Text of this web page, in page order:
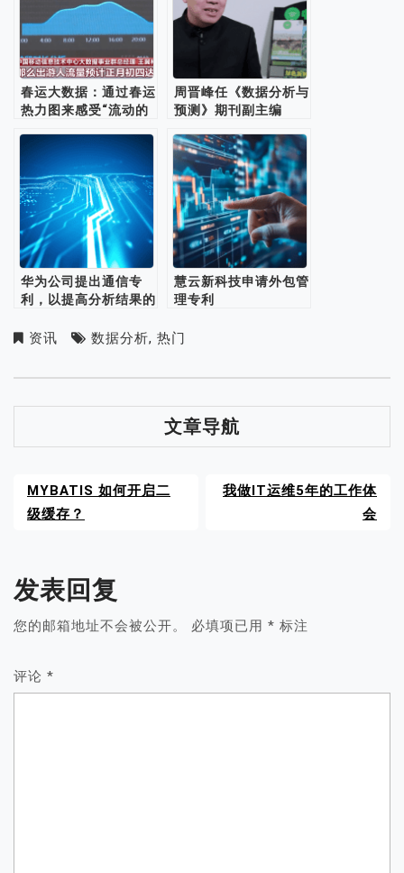
春运大数据：通过春运
热力图来感受“流动的
周晋峰任《数据分析与
预测》期刊副主编
华为公司提出通信专
利，以提高分析结果的
慧云新科技申请外包管
理专利
资讯 数据分析, 热门
文章导航
MYBATIS 如何开启二
级缓存？
我做IT运维5年的工作体
会
发表回复
您的邮箱地址不会被公开。 必填项已用 * 标注
评论 *